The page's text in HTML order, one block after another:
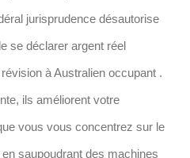
jurisprudence désautorise
se déclarer argent réel
à Australien occupant .
ils améliorent votre
vous vous concentrez sur le
saupoudrant des machines